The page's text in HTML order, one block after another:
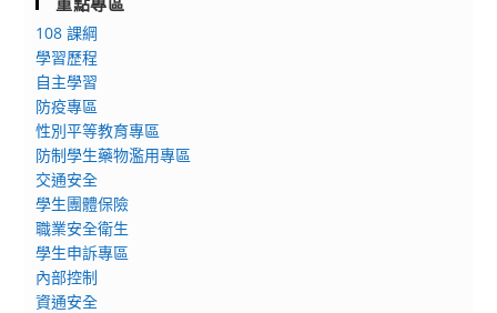
108 課綱
學習歷程
自主學習
防疫專區
性別平等教育專區
防制學生藥物濫用專區
交通安全
學生團體保險
職業安全衛生
學生申訴專區
內部控制
資通安全